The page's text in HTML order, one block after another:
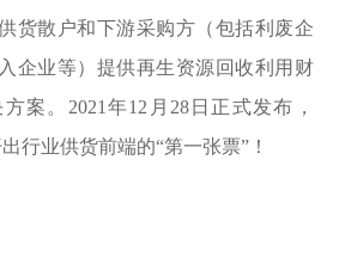
货散户和下游采购方（包括利废企
企业等）提供再生资源回收利用财
案。2021年12月28日正式发布，
行业供货前端的“第一张票”！